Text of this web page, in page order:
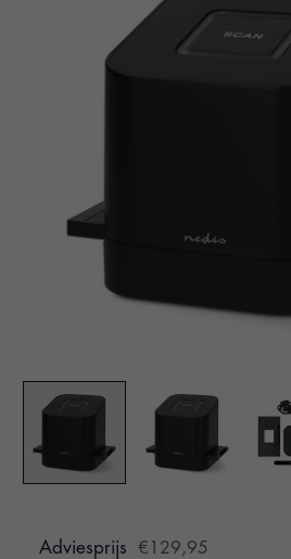
Adviesprijs €129,95